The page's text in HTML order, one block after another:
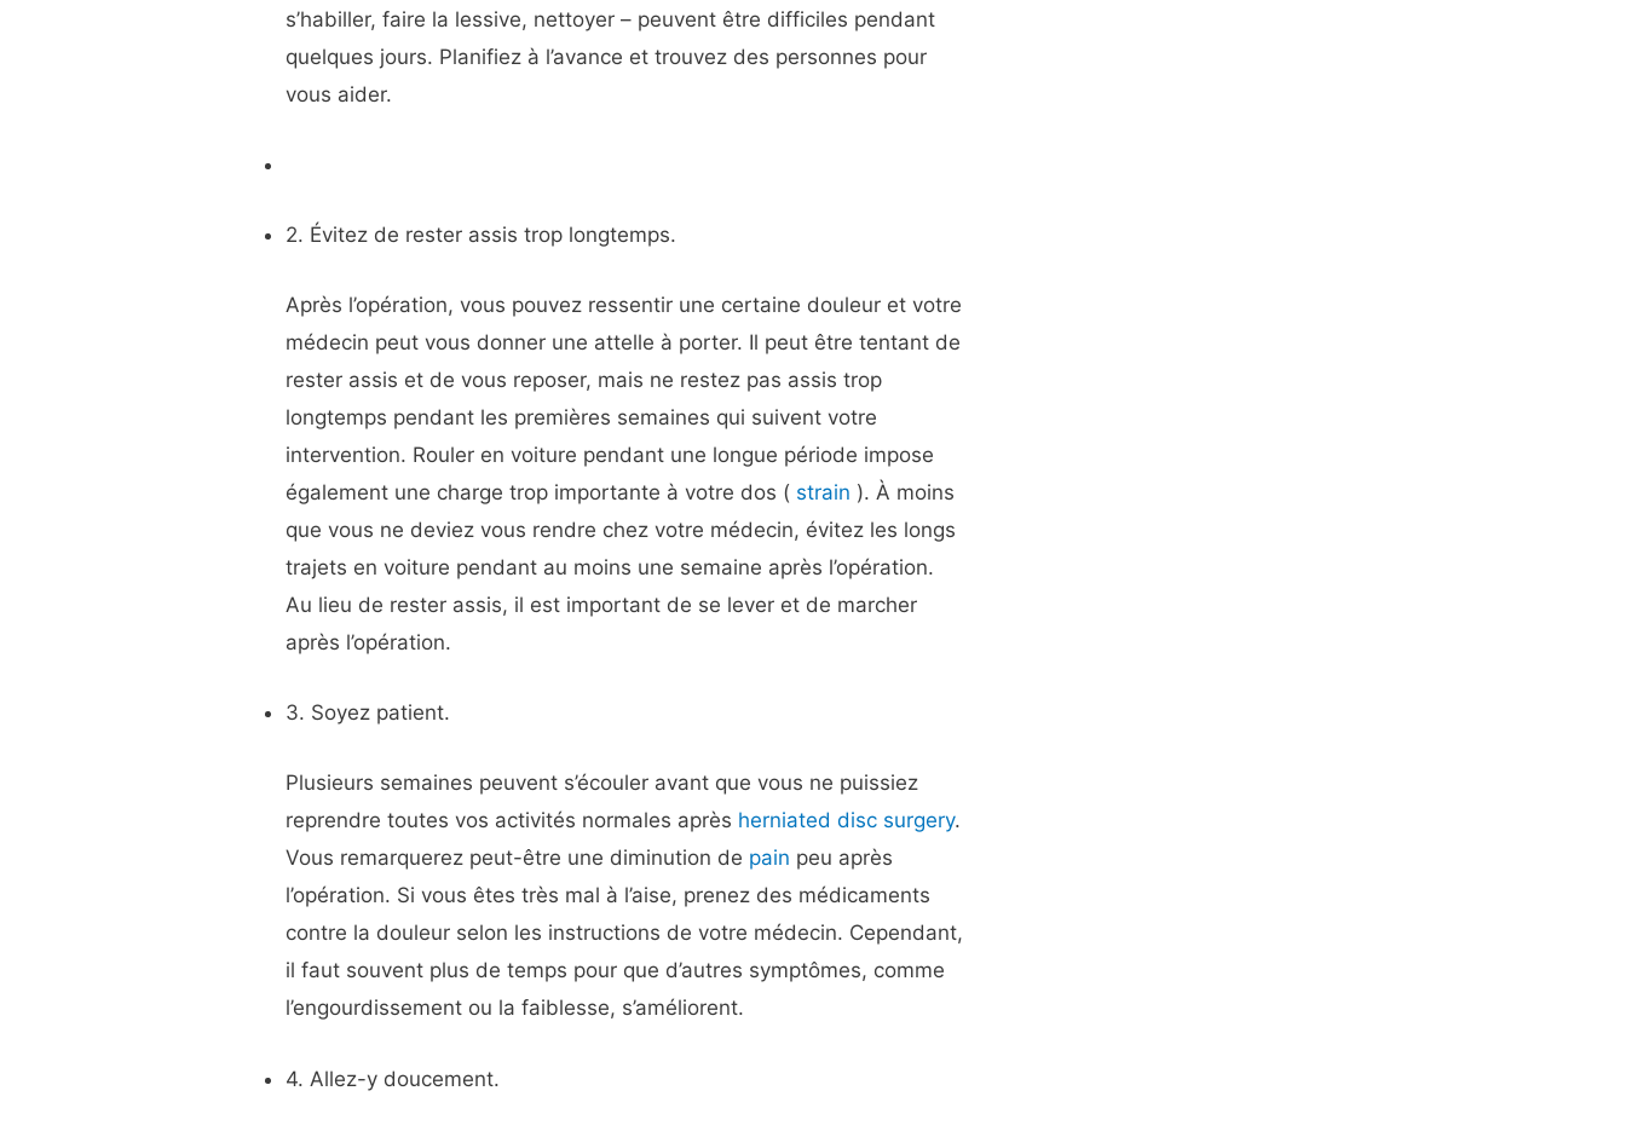
s’habiller, faire la lessive, nettoyer – peuvent être difficiles pendant
quelques jours. Planifiez à l’avance et trouvez des personnes pour
vous aider.
2. Évitez de rester assis trop longtemps.
Après l’opération, vous pouvez ressentir une certaine douleur et votre
médecin peut vous donner une attelle à porter. Il peut être tentant de
rester assis et de vous reposer, mais ne restez pas assis trop
longtemps pendant les premières semaines qui suivent votre
intervention. Rouler en voiture pendant une longue période impose
également une charge trop importante à votre dos ( strain ). À moins
que vous ne deviez vous rendre chez votre médecin, évitez les longs
trajets en voiture pendant au moins une semaine après l’opération.
Au lieu de rester assis, il est important de se lever et de marcher
après l’opération.
3. Soyez patient.
Plusieurs semaines peuvent s’écouler avant que vous ne puissiez
reprendre toutes vos activités normales après herniated disc surgery.
Vous remarquerez peut-être une diminution de pain peu après
l’opération. Si vous êtes très mal à l’aise, prenez des médicaments
contre la douleur selon les instructions de votre médecin. Cependant,
il faut souvent plus de temps pour que d’autres symptômes, comme
l’engourdissement ou la faiblesse, s’améliorent.
4. Allez-y doucement.